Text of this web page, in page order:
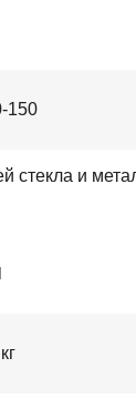
150
стекла и